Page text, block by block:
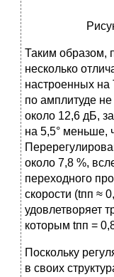
Таким образом,
несколько
настроенных на
по амплитуде
около 12,6 дБ,
на 5,5° меньше,
около 7,8 %,
переходного
скорости (tпп ≈
удовлетворяет
которым tпп =
Поскольку
в своих